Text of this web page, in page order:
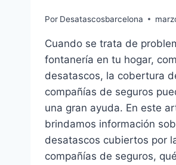
Por Desatascosbarcelona
Cuando se trata de
fontanería en tu hogar,
desatascos, la cobertura
compañías de seguros
una gran ayuda. En este
brindamos información
desatascos cubiertos por
compañías de seguros,